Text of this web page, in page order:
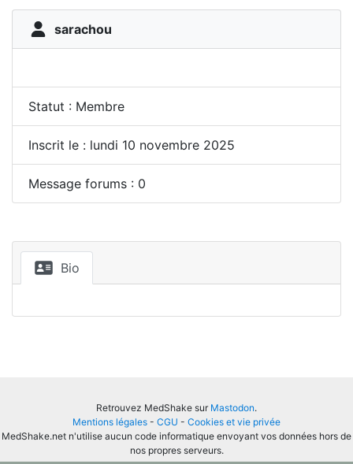
sarachou
Statut : Membre
Inscrit le : lundi 10 novembre 2025
Message forums : 0
Bio
Retrouvez MedShake sur Mastodon.
Mentions légales - CGU - Cookies et vie privée
MedShake.net n'utilise aucun code informatique envoyant vos données hors de
nos propres serveurs.